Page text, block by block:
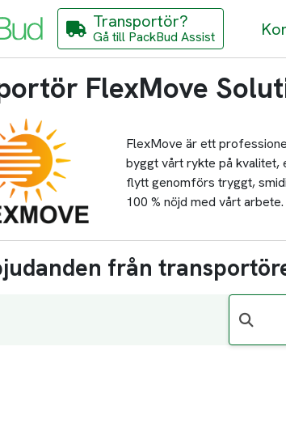
Transportör?
Gå till PackBud Assist
FlexMove
FlexMove är ett
byggt vårt rykte på kvalitet,
flytt genomförs tryggt,
100 % nöjd med vårt arbete.
från